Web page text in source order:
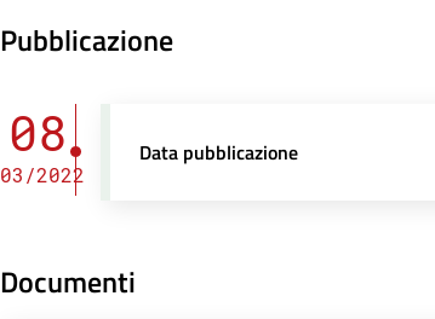
Pubblicazione
08
03/2022
Data pubblicazione
Documenti